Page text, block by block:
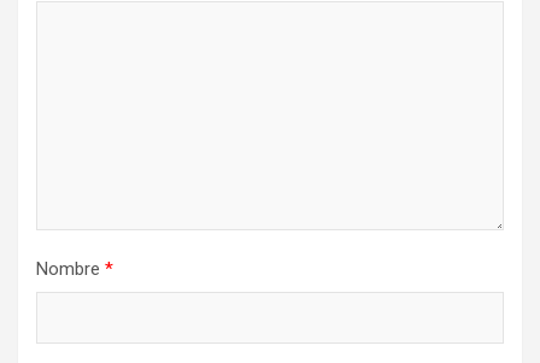
Nombre *